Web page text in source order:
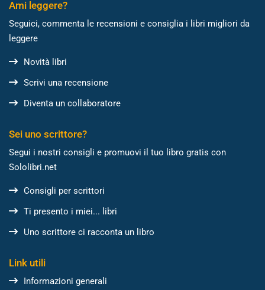
Ami leggere?
Seguici, commenta le recensioni e consiglia i libri migliori da
leggere
Novità libri
Scrivi una recensione
Diventa un collaboratore
Sei uno scrittore?
Segui i nostri consigli e promuovi il tuo libro gratis con
Sololibri.net
Consigli per scrittori
Ti presento i miei... libri
Uno scrittore ci racconta un libro
Link utili
Informazioni generali